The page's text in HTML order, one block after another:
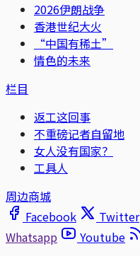
2026伊朗战争
香港世纪大火
“中国有稀土”
情色的未来
栏目
返工这回事
不重磅记者自留地
女人没有国家？
工具人
周边商城
Facebook
Twitter
Whatsapp
Youtube